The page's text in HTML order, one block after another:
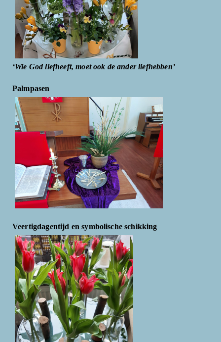
‘Wie God liefheeft, moet ook de ander liefhebben’
Palmpasen
Veertigdagentijd en symbolische schikking